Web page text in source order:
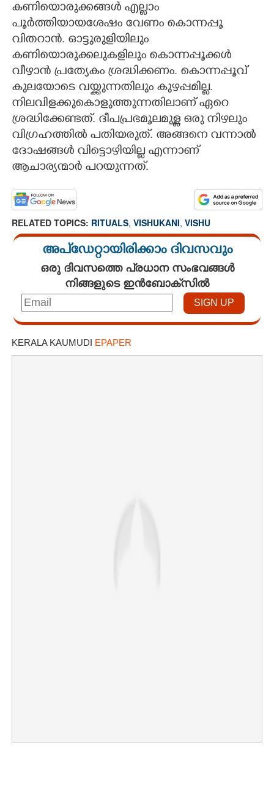
കണിയൊരുക്കങ്ങൾ എല്ലാം
പൂർത്തിയായശേഷം വേണം കൊന്നപ്പൂ
വിതറാൻ. ഓട്ടുരുളിയിലും
കണിയൊരുക്കലുകളിലും കാെന്നപ്പൂക്കൾ
വീഴാൻ പ്രത്യേകം ശ്രദ്ധിക്കണം. കൊന്നപ്പൂവ്
കുലയോടെ വയ്ക്കുന്നതിലും കുഴപ്പമില്ല.
നിലവിളക്കുകൊളുത്തുന്നതിലാണ് ഏറെ
ശ്രദ്ധിക്കേണ്ടത്. ദീപപ്രഭമൂലമുള്ള ഒരു നിഴലും
വിഗ്രഹത്തിൽ പതിയരുത്. അങ്ങനെ വന്നാൽ
ദോഷങ്ങൾ വിട്ടാെഴിയില്ല എന്നാണ്
ആചാര്യന്മാർ പറയുന്നത്.
RELATED TOPICS: RITUALS, VISHUKANI, VISHU
അപ്ഡേറ്റായിരിക്കാം ദിവസവും
ഒരു ദിവസത്തെ പ്രധാന സംഭവങ്ങൾ
നിങ്ങളുടെ ഇൻബോക്സിൽ
KERALA KAUMUDI EPAPER